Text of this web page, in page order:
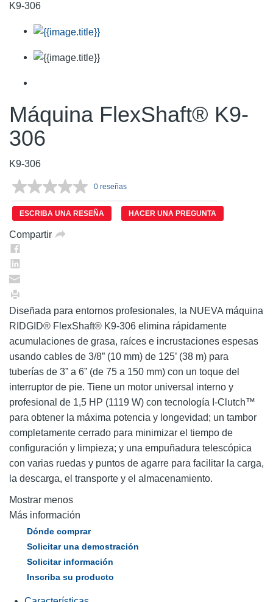
K9-306
Máquina FlexShaft® K9-
306
K9-306
Sin
puntuación.
Enlace
en
0 reseñas
ESCRIBA UNA RESEÑA HACER UNA PREGUNTA
Compartir
Diseñada para entornos profesionales, la NUEVA máquina
RIDGID® FlexShaft® K9-306 elimina rápidamente
acumulaciones de grasa, raíces e incrustaciones espesas
usando cables de 3/8” (10 mm) de 125’ (38 m) para
tuberías de 3” a 6” (de 75 a 150 mm) con un toque del
interruptor de pie. Tiene un motor universal interno y
profesional de 1,5 HP (1119 W) con tecnología I-Clutch™
para obtener la máxima potencia y longevidad; un tambor
completamente cerrado para minimizar el tiempo de
configuración y limpieza; y una empuñadura telescópica
con varias ruedas y puntos de agarre para facilitar la carga,
la descarga, el transporte y el almacenamiento.
Mostrar menos
Más información
Dónde comprar
Solicitar una demostración
Solicitar información
Inscriba su producto